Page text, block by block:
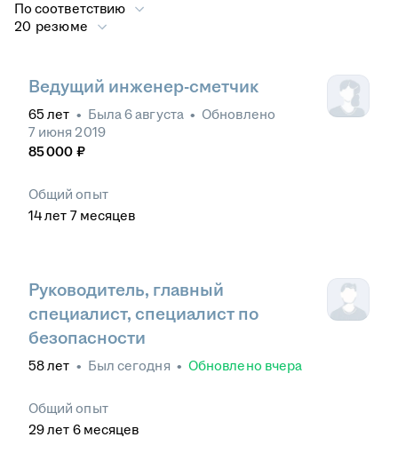
По соответствию
20 резюме
Ведущий инженер-сметчик
65 лет • Была6 августа • Обновлено
7 июня 2019
85 000 ₽
Общий опыт
14лет 7 месяцев
Руководитель, главный
специалист, специалист по
безопасности
58лет • Был сегодня • Обновлено вчера
Общий опыт
29лет 6 месяцев